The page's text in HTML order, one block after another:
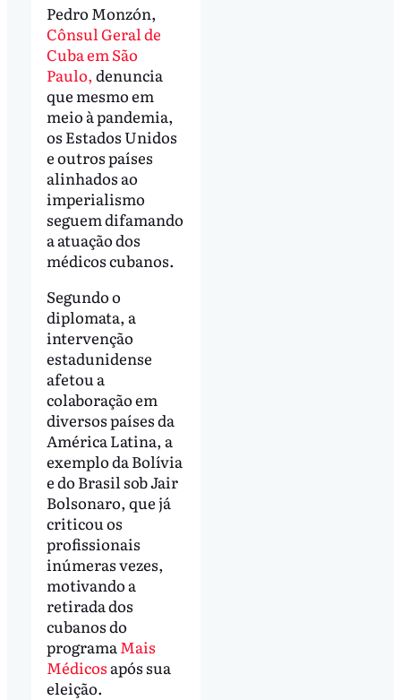
Pedro Monzón,
Cônsul Geral de
Cuba em São
Paulo, denuncia
que mesmo em
meio à pandemia,
os Estados Unidos
e outros países
alinhados ao
imperialismo
seguem difamando
a atuação dos
médicos cubanos.
Segundo o
diplomata, a
intervenção
estadunidense
afetou a
colaboração em
diversos países da
América Latina, a
exemplo da Bolívia
e do Brasil sob Jair
Bolsonaro, que já
criticou os
profissionais
inúmeras vezes,
motivando a
retirada dos
cubanos do
programa Mais
Médicos após sua
eleição.